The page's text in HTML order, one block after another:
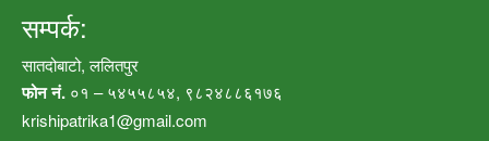
सम्पर्क:
सातदोबाटो, ललितपुर
फोन नं. ०१ – ५४५५८५४, ९८२४८८६१७६
krishipatrika1@gmail.com